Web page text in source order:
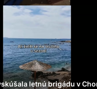
letnú brigádu v